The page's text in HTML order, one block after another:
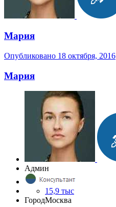
Мария
Опубликовано 18 октября, 2016
Мария
Админ
15,9 тыс
ГородМосква